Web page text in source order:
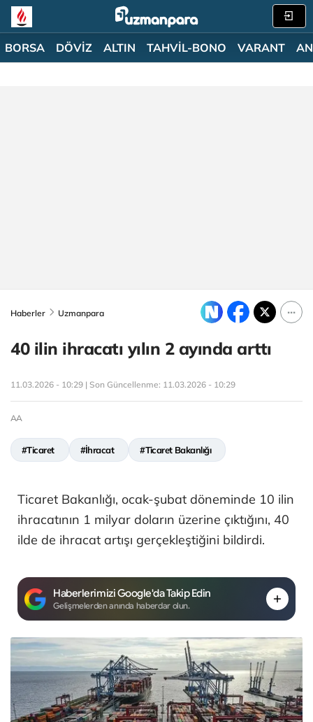
BORSA DÖVİZ ALTIN TAHVİL-BONO VARANT
Haberler Uzmanpara
40 ilin ihracatı yılın 2 ayında arttı
11.03.2026 - 10:29 | Son Güncellenme: 11.03.2026 - 10:29
AA
#Ticaret #İhracat #Ticaret Bakanlığı
Ticaret Bakanlığı, ocak-şubat döneminde 10 ilin
ihracatının 1 milyar doların üzerine çıktığını, 40
ilde de ihracat artışı gerçekleştiğini bildirdi.
Haberlerimizi Google'da Takip Edin
Gelişmelerden anında haberdar olun.